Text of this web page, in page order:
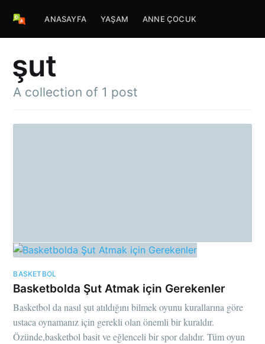
ANASAYFA YAŞAM ANNE ÇOCUK
şut
A collection of 1 post
BASKETBOL
Basketbolda Şut Atmak için Gerekenler
Basketbol da nasıl şut atıldığını bilmek oyunu kurallarına göre
ustaca oynamanız için gerekli olan önemli bir kuraldır.
Özünde,basketbol basit ve eğlenceli bir spor dalıdır. Tüm oyun